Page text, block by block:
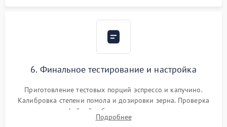
6. Финальное тестирование и настройка
Приготовление тестовых порций эспрессо и капучино.
Калибровка степени помола и дозировки зерна. Проверка
плотности кофейной таблетки, температуры напитка и
качества молочной пены. Контроль отсутствия посторонних
Подробнее